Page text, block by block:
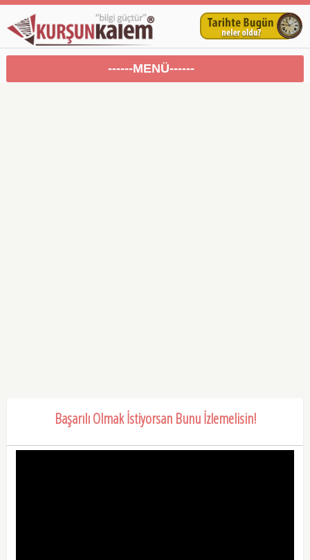
------MENÜ------
Başarılı Olmak İstiyorsan Bunu İzlemelisin!